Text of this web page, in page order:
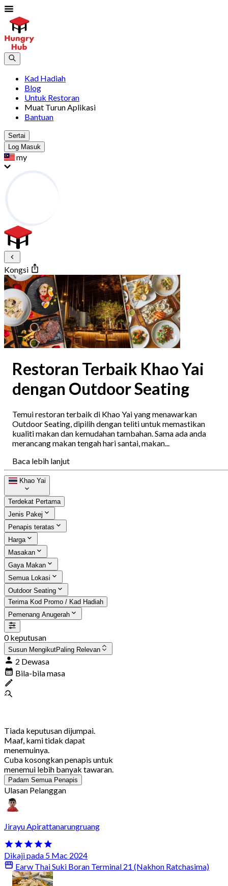
Kad Hadiah
Blog
Untuk Restoran
Muat Turun Aplikasi
Bantuan
Sertai
Log Masuk
my
Kongsi
Restoran Terbaik Khao Yai
dengan Outdoor Seating
Temui restoran terbaik di Khao Yai yang menawarkan
Outdoor Seating, dipilih dengan teliti untuk memastikan
kualiti makan dan kemudahan tambahan. Sama ada anda
merancang makan tengah hari santai, makan...
Baca lebih lanjut
Khao Yai
Terdekat Pertama
Jenis Pakej
Penapis teratas
Harga
Masakan
Gaya Makan
Semua Lokasi
Outdoor Seating
Terima Kod Promo / Kad Hadiah
Pemenang Anugerah
0 keputusan
Susun MengikutPaling Relevan
2 Dewasa
Bila-bila masa
Tiada keputusan dijumpai.
Maaf, kami tidak dapat
menemuinya.
Cuba kosongkan penapis untuk
menemui lebih banyak tawaran.
Padam Semua Penapis
Ulasan Pelanggan
Jirayu Apirattanarungruang
Dikaji pada 5 Mac 2024
Earw Thai Suki Boran Terminal 21 (Nakhon Ratchasima)